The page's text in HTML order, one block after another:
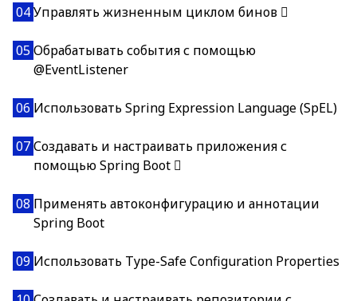
04Управлять жизненным циклом бинов 
05Обрабатывать события с помощью
@EventListener
06 Использовать Spring Expression Language (SpEL)
07Создавать и настраивать приложения с
помощью Spring Boot 
08 Применять автоконфигурацию и аннотации
Spring Boot
09 Использовать Type-Safe Configuration Properties